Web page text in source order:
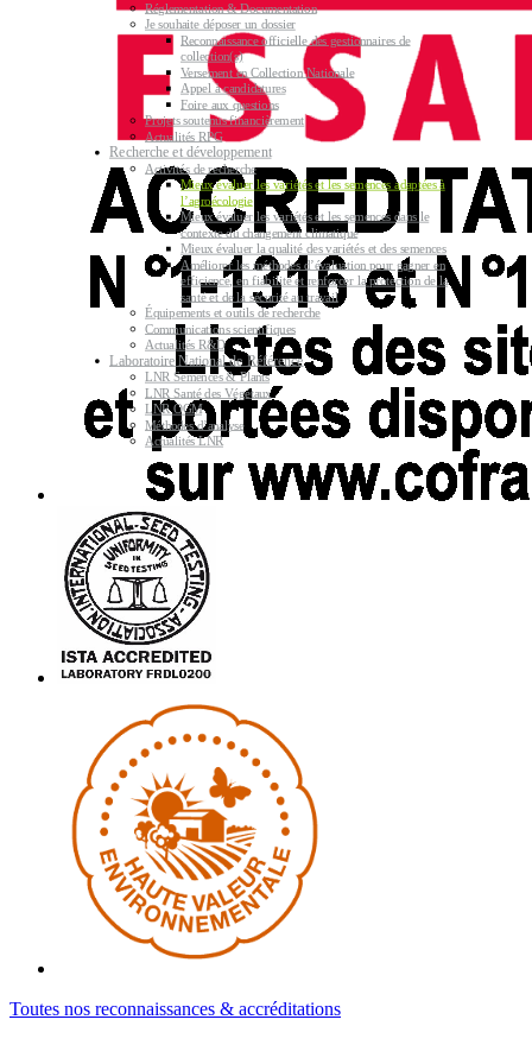
Toutes nos reconnaissances & accréditations
Réglementation & Documentation
Je souhaite déposer un dossier
Reconnaissance officielle des gestionnaires de
collection(s)
Versement en Collection Nationale
Appel à candidatures
Foire aux questions
Projets soutenus financièrement
Actualités RPG
Recherche et développement
Activités de recherche
Mieux évaluer les variétés et les semences adaptées à
l’agroécologie
Mieux évaluer les variétés et les semences dans le
contexte du changement climatique
Mieux évaluer la qualité des variétés et des semences
Améliorer les méthodes d’évaluation pour gagner en
efficience, en fiabilité et renforcer la protection de la
santé et de la sécurité au travail
Équipements et outils de recherche
Communications scientifiques
Actualités R&D
Laboratoire National de Référence
LNR Semences & Plants
LNR Santé des Végétaux
LNR OGM
Méthodes d’analyse
Actualités LNR